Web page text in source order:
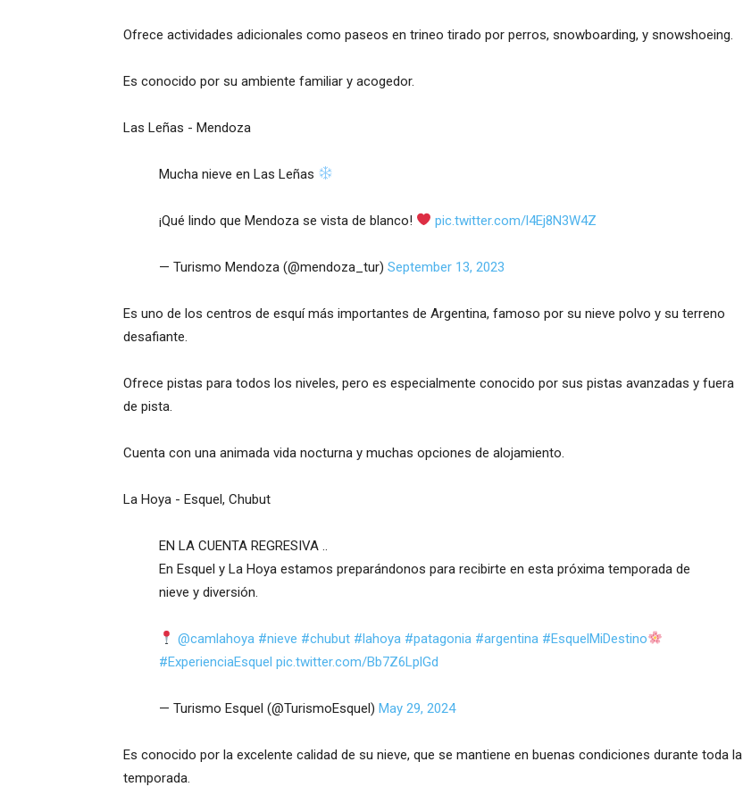
Ofrece actividades adicionales como paseos en trineo tirado por perros, snowboarding, y snowshoeing.
Es conocido por su ambiente familiar y acogedor.
Las Leñas - Mendoza
Mucha nieve en Las Leñas
¡Qué lindo que Mendoza se vista de blanco! pic.twitter.com/l4Ej8N3W4Z
— Turismo Mendoza (@mendoza_tur) September 13, 2023
Es uno de los centros de esquí más importantes de Argentina, famoso por su nieve polvo y su terreno
desafiante.
Ofrece pistas para todos los niveles, pero es especialmente conocido por sus pistas avanzadas y fuera
de pista.
Cuenta con una animada vida nocturna y muchas opciones de alojamiento.
La Hoya - Esquel, Chubut
EN LA CUENTA REGRESIVA ..
En Esquel y La Hoya estamos preparándonos para recibirte en esta próxima temporada de
nieve y diversión.
@camlahoya #nieve #chubut #lahoya #patagonia #argentina #EsquelMiDestino
#ExperienciaEsquel pic.twitter.com/Bb7Z6LplGd
— Turismo Esquel (@TurismoEsquel) May 29, 2024
Es conocido por la excelente calidad de su nieve, que se mantiene en buenas condiciones durante toda la
temporada.